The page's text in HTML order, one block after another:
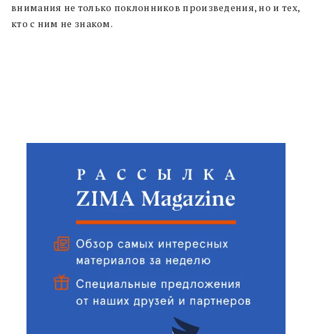
внимания не только поклонников произведения, но и тех,
кто с ним не знаком.